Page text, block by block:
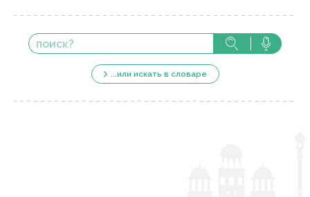
...или искать в словаре